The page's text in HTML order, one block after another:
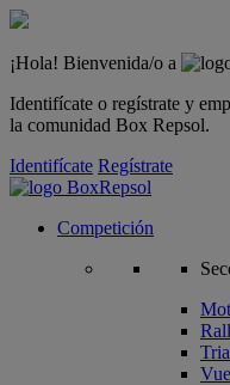
¡Hola! Bienvenida/o a
Identifícate o regístrate y
la comunidad Box Repsol.
Identifícate Regístrate
Competición